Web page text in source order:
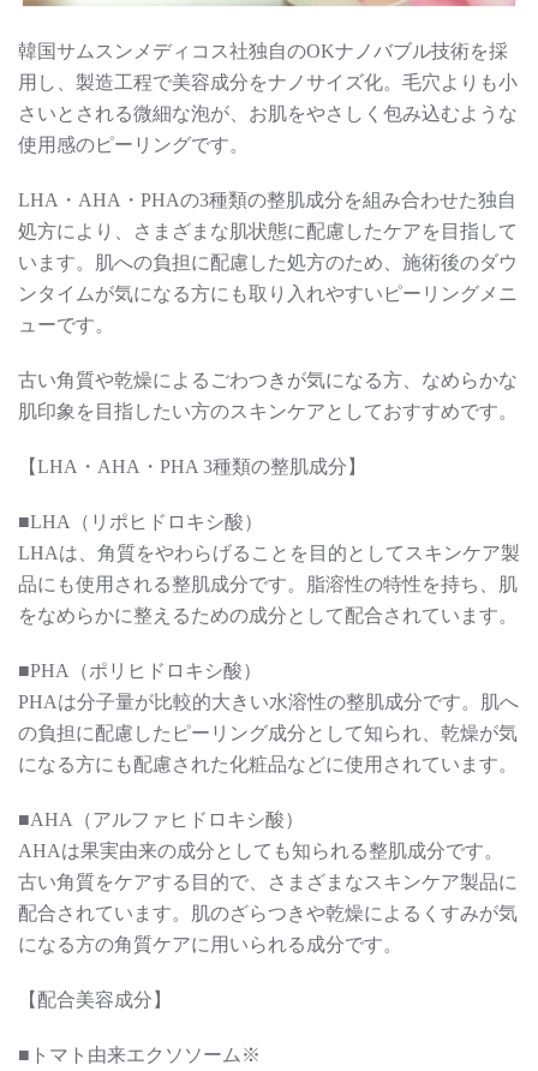
韓国サムスンメディコス社独自のOKナノバブル技術を採
用し、製造工程で美容成分をナノサイズ化。毛穴よりも小
さいとされる微細な泡が、お肌をやさしく包み込むような
使用感のピーリングです。
LHA・AHA・PHAの3種類の整肌成分を組み合わせた独自
処方により、さまざまな肌状態に配慮したケアを目指して
います。肌への負担に配慮した処方のため、施術後のダウ
ンタイムが気になる方にも取り入れやすいピーリングメニ
ューです。
古い角質や乾燥によるごわつきが気になる方、なめらかな
肌印象を目指したい方のスキンケアとしておすすめです。
【LHA・AHA・PHA 3種類の整肌成分】
■LHA（リポヒドロキシ酸）
LHAは、角質をやわらげることを目的としてスキンケア製
品にも使用される整肌成分です。脂溶性の特性を持ち、肌
をなめらかに整えるための成分として配合されています。
■PHA（ポリヒドロキシ酸）
PHAは分子量が比較的大きい水溶性の整肌成分です。肌へ
の負担に配慮したピーリング成分として知られ、乾燥が気
になる方にも配慮された化粧品などに使用されています。
■AHA（アルファヒドロキシ酸）
AHAは果実由来の成分としても知られる整肌成分です。
古い角質をケアする目的で、さまざまなスキンケア製品に
配合されています。肌のざらつきや乾燥によるくすみが気
になる方の角質ケアに用いられる成分です。
【配合美容成分】
■トマト由来エクソソーム※